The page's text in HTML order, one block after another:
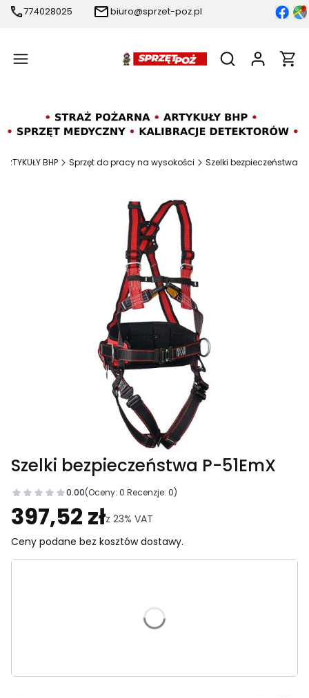
774028025 biuro@sprzet-poz.pl
Otwórz
ARTYKUŁY BHP Sprzęt do pracy na wysokości Szelki bezpieczeństwa
Szelki bezpieczeństwa P-51EmX
0.00(Oceny: 0 Recenzje: 0)
Przejdź do sekcji Opinie
397,52 złz 23% VAT
Ceny podane bez kosztów dostawy.